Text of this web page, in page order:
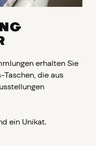
erhalten Sie
Taschen, die aus
ein Unikat.